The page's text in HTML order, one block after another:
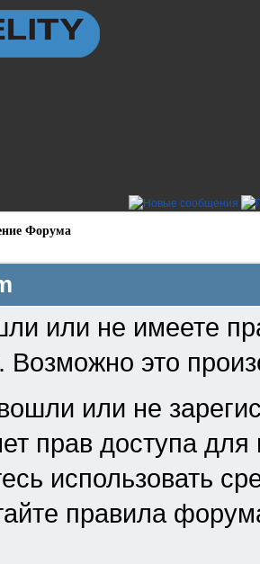
Форума
или не имеете
Возможно это
или не
прав доступа
использовать
правила